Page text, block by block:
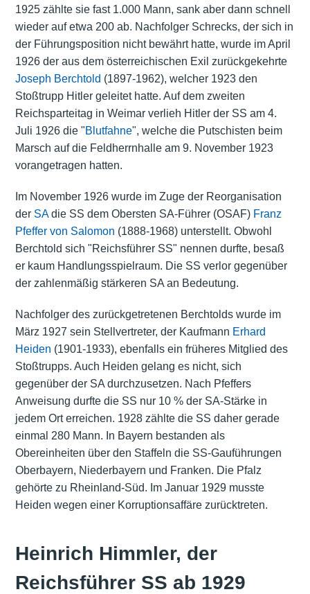
1925 zählte sie fast 1.000 Mann, sank aber dann schnell
wieder auf etwa 200 ab. Nachfolger Schrecks, der sich in
der Führungsposition nicht bewährt hatte, wurde im April
1926 der aus dem österreichischen Exil zurückgekehrte
Joseph Berchtold (1897-1962), welcher 1923 den
Stoßtrupp Hitler geleitet hatte. Auf dem zweiten
Reichsparteitag in Weimar verlieh Hitler der SS am 4.
Juli 1926 die "Blutfahne", welche die Putschisten beim
Marsch auf die Feldherrnhalle am 9. November 1923
vorangetragen hatten.
Im November 1926 wurde im Zuge der Reorganisation
der SAdie SS dem Obersten SA-Führer (OSAF) Franz
Pfeffer von Salomon (1888-1968) unterstellt. Obwohl
Berchtold sich "Reichsführer SS" nennen durfte, besaß
er kaum Handlungsspielraum. Die SS verlor gegenüber
der zahlenmäßig stärkeren SA an Bedeutung.
Nachfolger des zurückgetretenen Berchtolds wurde im
März 1927 sein Stellvertreter, der Kaufmann Erhard
Heiden (1901-1933), ebenfalls ein früheres Mitglied des
Stoßtrupps. Auch Heiden gelang es nicht, sich
gegenüber der SA durchzusetzen. Nach Pfeffers
Anweisung durfte die SS nur 10 % der SA-Stärke in
jedem Ort erreichen. 1928 zählte die SS daher gerade
einmal 280 Mann. In Bayern bestanden als
Obereinheiten über den Staffeln die SS-Gauführungen
Oberbayern, Niederbayern und Franken. Die Pfalz
gehörte zu Rheinland-Süd. Im Januar 1929 musste
Heiden wegen einer Korruptionsaffäre zurücktreten.
Heinrich Himmler, der
Reichsführer SS ab 1929